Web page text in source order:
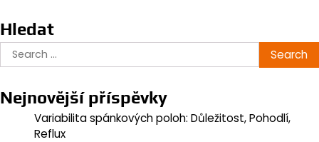
Hledat
Search
for:
Nejnovější příspěvky
Variabilita spánkových poloh: Důležitost, Pohodlí,
Reflux